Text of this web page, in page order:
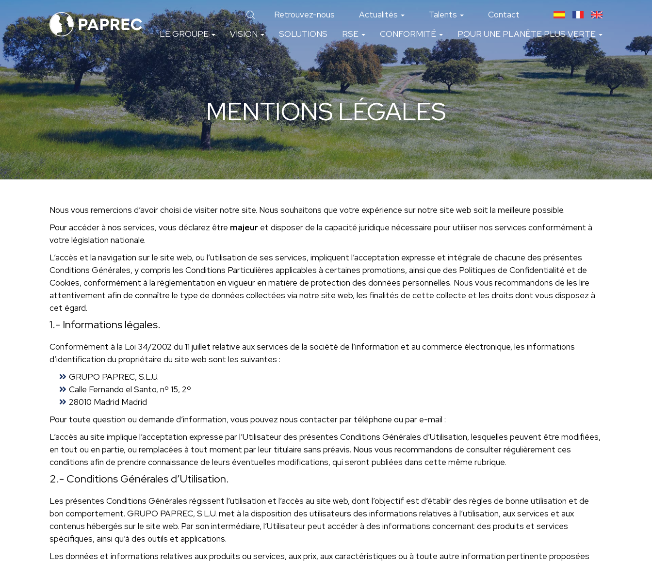
Retrouvez-nous Actualités Talents
Contact
Menú
principal
LE GROUPE VISION SOLUTIONS RSE CONFORMITÉ POUR UNE PLANÈTE PLUS VERTE
MENTIONS LÉGALES
Nous vous remercions d’avoir choisi de visiter notre site. Nous souhaitons que votre expérience sur notre site web soit la meilleure possible.
Pour accéder à nos services, vous déclarez être majeur et disposer de la capacité juridique nécessaire pour utiliser nos services conformément à
votre législation nationale.
L’accès et la navigation sur le site web, ou l’utilisation de ses services, impliquent l’acceptation expresse et intégrale de chacune des présentes
Conditions Générales, y compris les Conditions Particulières applicables à certaines promotions, ainsi que des Politiques de Confidentialité et de
Cookies, conformément à la réglementation en vigueur en matière de protection des données personnelles. Nous vous recommandons de les lire
attentivement afin de connaître le type de données collectées via notre site web, les finalités de cette collecte et les droits dont vous disposez à
cet égard.
1.- Informations légales.
Conformément à la Loi 34/2002 du 11 juillet relative aux services de la société de l’information et au commerce électronique, les informations
d’identification du propriétaire du site web sont les suivantes :
GRUPO PAPREC, S.L.U.
Calle Fernando el Santo, nº 15, 2º
28010 Madrid Madrid
Pour toute question ou demande d’information, vous pouvez nous contacter par téléphone ou par e-mail :
L’accès au site implique l’acceptation expresse par l’Utilisateur des présentes Conditions Générales d’Utilisation, lesquelles peuvent être modifiées,
en tout ou en partie, ou remplacées à tout moment par leur titulaire sans préavis. Nous vous recommandons de consulter régulièrement ces
conditions afin de prendre connaissance de leurs éventuelles modifications, qui seront publiées dans cette même rubrique.
2.- Conditions Générales d’Utilisation.
Les présentes Conditions Générales régissent l’utilisation et l’accès au site web, dont l’objectif est d’établir des règles de bonne utilisation et de
bon comportement. GRUPO PAPREC, S.L.U. met à la disposition des utilisateurs des informations relatives à l’utilisation, aux services et aux
contenus hébergés sur le site web. Par son intermédiaire, l’Utilisateur peut accéder à des informations concernant des produits et services
spécifiques, ainsi qu’à des outils et applications.
Les données et informations relatives aux produits ou services, aux prix, aux caractéristiques ou à toute autre information pertinente proposées